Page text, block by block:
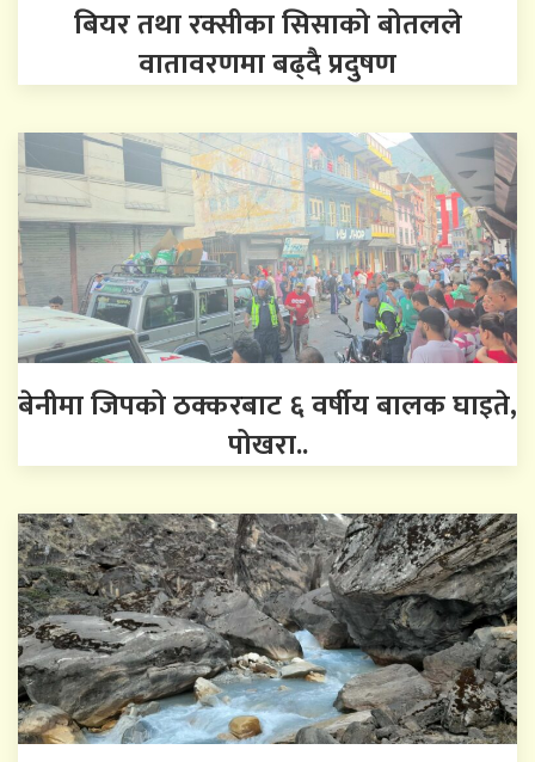
बियर तथा रक्सीका सिसाको बोतलले
वातावरणमा बढ्दै प्रदुषण
बेनीमा जिपको ठक्करबाट ६ वर्षीय बालक घाइते,
पोखरा..